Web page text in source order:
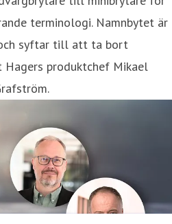
terminologi. Namnbytet är
syftar till att ta bort
produktchef Mikael